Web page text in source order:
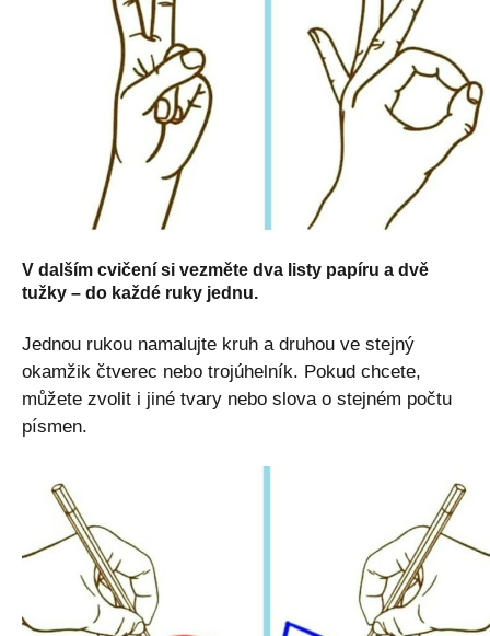
V dalším cvičení si vezměte dva listy papíru a dvě
tužky – do každé ruky jednu.
Jednou rukou namalujte kruh a druhou ve stejný
okamžik čtverec nebo trojúhelník. Pokud chcete,
můžete zvolit i jiné tvary nebo slova o stejném počtu
písmen.